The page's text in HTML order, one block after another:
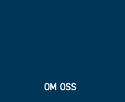
OM OSS